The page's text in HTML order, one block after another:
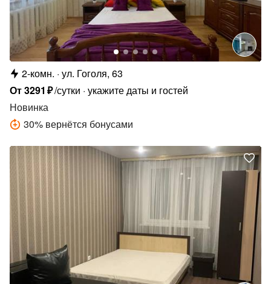
2-комн. ул. Гоголя, 63
От3291 ₽/сутки укажите даты и гостей
Новинка
30% вернётся бонусами